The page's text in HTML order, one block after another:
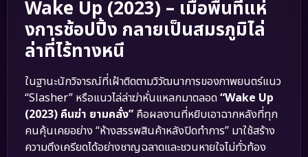
Wake Up (2023) – เมื่อพื้นที่แห่
งการช้อปปิ้ง กลายเป็นสมรภูมิไล่
ล่าที่ไร้ทางหนี
ในฐานะนักวิจารณ์ที่เฝ้าติดตามวิวัฒนาการของภาพยนตร์แนว
“Slasher” หรือแนวไล่ล่าฆ่าหั่นแหลกมาตลอด“Wake Up
(2023) คืนฆ่า ยามคลั่ง” คือผลงานที่หยิบเอาฉากหลังที่ทุก
คนคุ้นเคยอย่าง “ห้างสรรพสินค้าหลังปิดทำการ” มาใช้สร้าง
ความตึงเครียดได้อย่างชาญฉลาดและชวนหายใจไม่ทั่วท้อง